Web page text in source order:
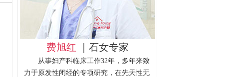
费旭红 ｜石女专家
从事妇产科临床工作32年，多年来致
力于原发性闭经的专项研究，在先天性无